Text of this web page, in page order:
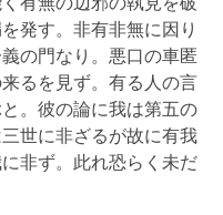
発す。非有非無に因り
の門なり。悪口の車匿
るを見ず。有る人の言
。彼の論に我は第五の
世に非ざるが故に有我
非ず。此れ恐らく未だ